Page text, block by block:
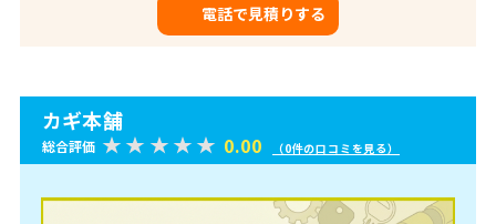
電話で見積りする
カギ本舗
総合評価 0.00 （0件の口コミを見る）